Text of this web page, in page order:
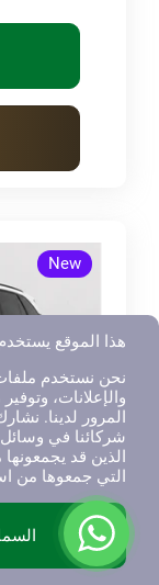
New
BYD
Atto 8, SUV
هذا الموقع
نحن نستخدم
والإعلانات،
المرور لدينا.
شركائنا في وسائل
الذين قد
التي جمعوها من